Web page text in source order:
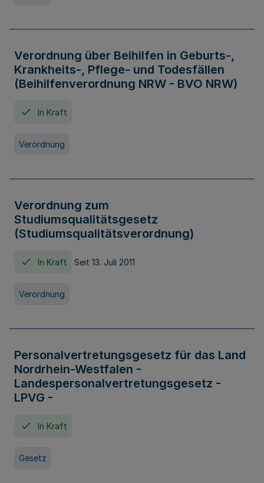
Verordnung über Beihilfen in Geburts-,
Krankheits-, Pflege- und Todesfällen
(Beihilfenverordnung NRW - BVO NRW)
In Kraft
Verordnung
Verordnung zum
Studiumsqualitätsgesetz
(Studiumsqualitätsverordnung)
In Kraft Seit 13. Juli 2011
Verordnung
Personalvertretungsgesetz für das Land
Nordrhein-Westfalen -
Landespersonalvertretungsgesetz -
LPVG -
In Kraft
Gesetz